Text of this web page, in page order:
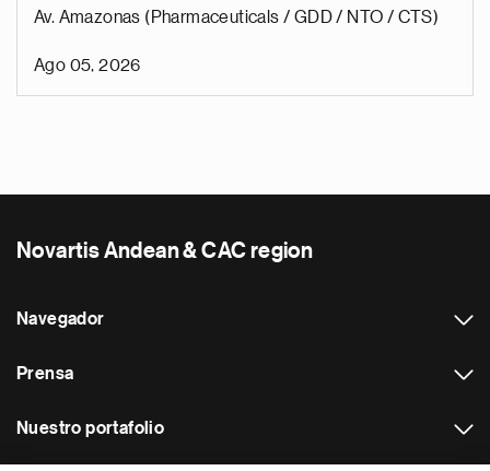
Av. Amazonas (Pharmaceuticals / GDD / NTO / CTS)
Ago 05, 2026
Novartis Andean & CAC region
Navegador
Prensa
Nuestro portafolio